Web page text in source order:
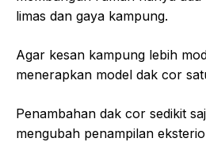
limas dan gaya kampung.
Agar kesan kampung lebih
menerapkan model dak cor
Penambahan dak cor sedikit
mengubah penampilan